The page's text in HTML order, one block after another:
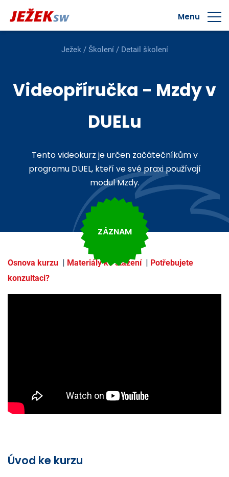
Menu
Ježek/ Školení/ Detail školení
Videopříručka - Mzdy v
DUELu
Tento videokurz je určen začátečníkům v
programu DUEL, kteří ve své praxi používají
modul Mzdy.
ZÁZNAM
Osnova kurzu | Materiály ke stažení| Potřebujete
konzultaci?
Úvod ke kurzu